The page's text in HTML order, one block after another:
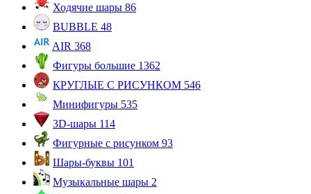
Ходячие шары 86
BUBBLE 48
AIR 368
Фигуры большие 1362
КРУГЛЫЕ С РИСУНКОМ 546
Минифигуры 535
3D-шары 114
Фигурные с рисунком 93
Шары-буквы 101
Музыкальные шары 2